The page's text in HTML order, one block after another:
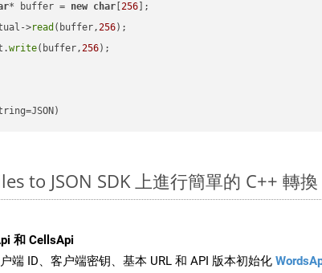
* buffer = new char [256 ];
>
read (buffer,256);
write(buffer,256);
to JSON SDK 上進行簡單的 C++ 轉換
和 CellsApi
端 ID、客户端密钥、基本 URL 和 API 版本初始化